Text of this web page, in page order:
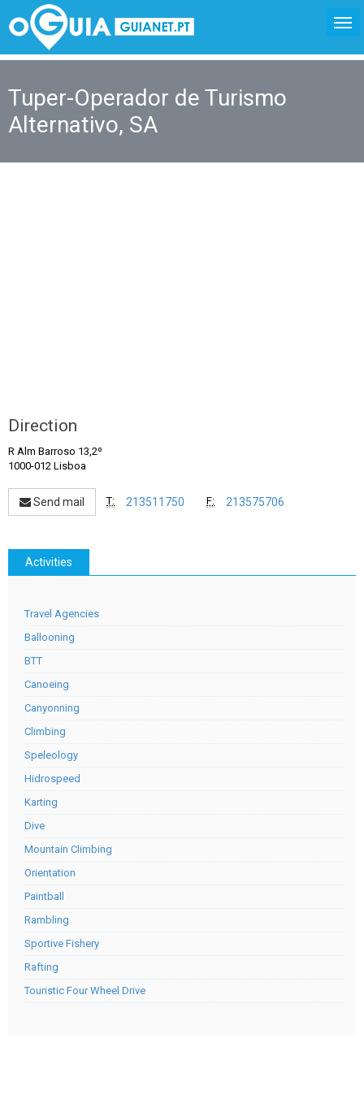
Tuper-Operador de Turismo
Alternativo, SA
Direction
R Alm Barroso 13,2º
1000-012 Lisboa
Send mail T: 213511750 F: 213575706
Activities
Travel Agencies
Ballooning
BTT
Canoeing
Canyonning
Climbing
Speleology
Hidrospeed
Karting
Dive
Mountain Climbing
Orientation
Paintball
Rambling
Sportive Fishery
Rafting
Touristic Four Wheel Drive